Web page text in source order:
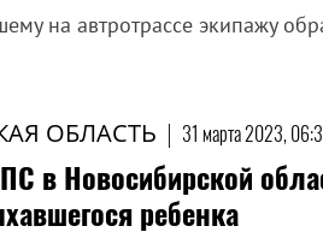
на автротрассе экипажу
ОБЛАСТЬ | 31 марта 2023,
в Новосибирской
ребенка